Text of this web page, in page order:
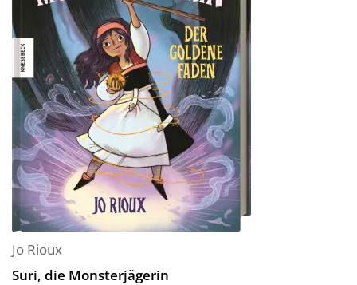
Jo Rioux
Suri, die Monsterjägerin